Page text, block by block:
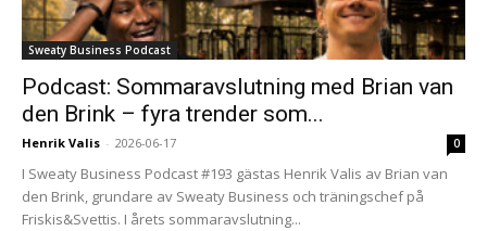
Sweaty Business Podcast
Podcast: Sommaravslutning med Brian van
den Brink – fyra trender som...
Henrik Valis - 2026-06-17 0
I Sweaty Business Podcast #193 gästas Henrik Valis av Brian van
den Brink, grundare av Sweaty Business och träningschef på
Friskis&Svettis. I årets sommaravslutning...